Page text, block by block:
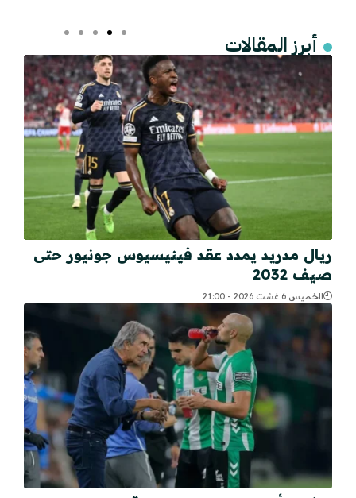
أبرز المقالات
ريال مدريد يمدد عقد فينيسيوس جونيور حتى
صيف 2032
الخميس 6 غشت 2026 - 21:00